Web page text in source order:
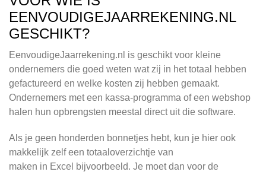
EENVOUDIGEJAARREKENING.NL
GESCHIKT?
EenvoudigeJaarrekening.nl is geschikt voor kleine
ondernemers die goed weten wat zij in het totaal hebben
gefactureerd en welke kosten zij hebben gemaakt.
Ondernemers met een kassa-programma of een webshop
halen hun opbrengsten meestal direct uit die software.
Als je geen honderden bonnetjes hebt, kun je hier ook
makkelijk zelf een totaaloverzichtje van
maken in Excel bijvoorbeeld. Je moet dan voor de